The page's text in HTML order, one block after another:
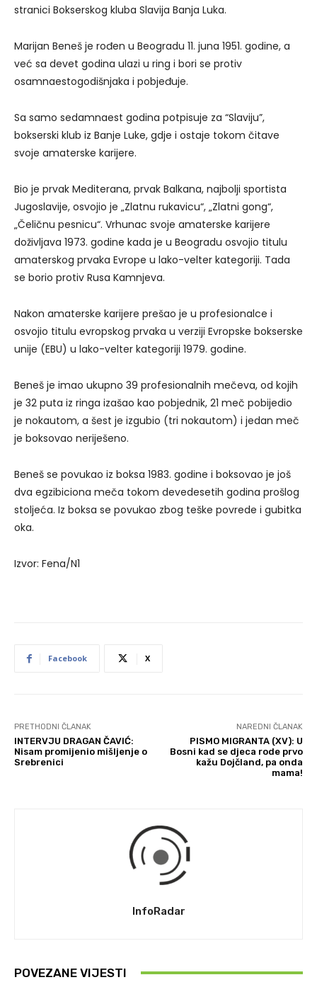
stranici Bokserskog kluba Slavija Banja Luka.
Marijan Beneš je rođen u Beogradu 11. juna 1951. godine, a
već sa devet godina ulazi u ring i bori se protiv
osamnaestogodišnjaka i pobjeđuje.
Sa samo sedamnaest godina potpisuje za “Slaviju”,
bokserski klub iz Banje Luke, gdje i ostaje tokom čitave
svoje amaterske karijere.
Bio je prvak Mediterana, prvak Balkana, najbolji sportista
Jugoslavije, osvojio je „Zlatnu rukavicu“, „Zlatni gong“,
„Čeličnu pesnicu“. Vrhunac svoje amaterske karijere
doživljava 1973. godine kada je u Beogradu osvojio titulu
amaterskog prvaka Evrope u lako-velter kategoriji. Tada
se borio protiv Rusa Kamnjeva.
Nakon amaterske karijere prešao je u profesionalce i
osvojio titulu evropskog prvaka u verziji Evropske bokserske
unije (EBU) u lako-velter kategoriji 1979. godine.
Beneš je imao ukupno 39 profesionalnih mečeva, od kojih
je 32 puta iz ringa izašao kao pobjednik, 21 meč pobijedio
je nokautom, a šest je izgubio (tri nokautom) i jedan meč
je boksovao neriješeno.
Beneš se povukao iz boksa 1983. godine i boksovao je još
dva egzibiciona meča tokom devedesetih godina prošlog
stoljeća. Iz boksa se povukao zbog teške povrede i gubitka
oka.
Izvor: Fena/N1
Facebook X
PRETHODNI ČLANAK
INTERVJU DRAGAN ČAVIĆ:
Nisam promijenio mišljenje o
Srebrenici
NAREDNI ČLANAK
PISMO MIGRANTA (XV): U
Bosni kad se djeca rode prvo
kažu Dojčland, pa onda
mama!
InfoRadar
POVEZANE VIJESTI